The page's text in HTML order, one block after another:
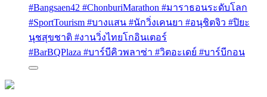
#Bangsaen42 #ChonburiMarathon #มาราธอนระดับโลก
#SportTourism #บางแสน #นักวิ่งเคนยา #อนุชิตจิว #ปิยะ
นุชสุขชาติ #งานวิ่งไทยโกอินเตอร์
#BarBQPlaza #บาร์บีคิวพลาซ่า #วิตอะเดย์ #บาร์บีกอน